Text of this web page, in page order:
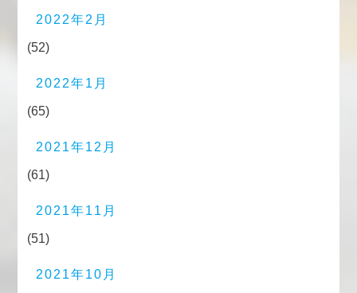
2022年2月
(52)
2022年1月
(65)
2021年12月
(61)
2021年11月
(51)
2021年10月